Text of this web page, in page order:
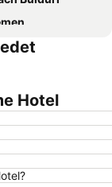
Majori
Hotel